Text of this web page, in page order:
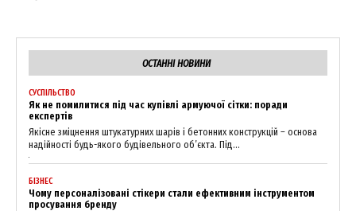
ОСТАННІ НОВИНИ
СУСПІЛЬСТВО
Як не помилитися під час купівлі армуючої сітки: поради
експертів
Якісне зміцнення штукатурних шарів і бетонних конструкцій – основа
надійності будь-якого будівельного об’єкта. Під...
БІЗНЕС
Чому персоналізовані стікери стали ефективним інструментом
просування бренду